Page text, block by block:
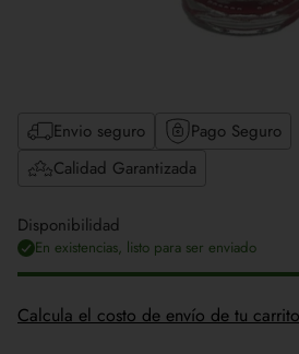
Envio seguro
Pago Seguro
Calidad Garantizada
Disponibilidad
En existencias, listo para ser enviado
Calcula el costo de envío de tu carrito